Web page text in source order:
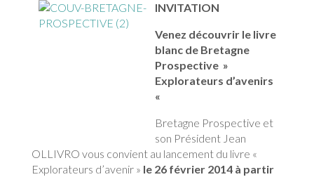
INVITATION
Venez découvrir le livre
blanc de Bretagne
Prospective »
Explorateurs d’avenirs
«
Bretagne Prospective et
son Président Jean
OLLIVRO vous convient au lancement du livre «
Explorateurs d’avenir » le 26 février 2014 à partir